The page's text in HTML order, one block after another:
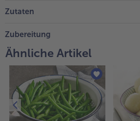
Zutaten
Zubereitung
Ähnliche Artikel